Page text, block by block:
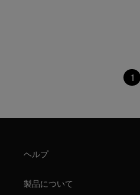
1
ヘルプ
製品について